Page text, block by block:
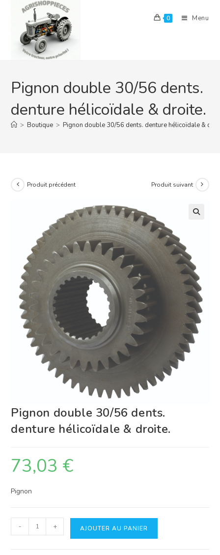
content
0 Menu
Pignon double 30/56 dents.
denture hélicoïdale & droite.
> Boutique > Pignon double 30/56 dents. denture hélicoïdale &
Produit précédent Produit suivant
Pignon double 30/56 dents.
denture hélicoïdale & droite.
73,03 €
Pignon
quantité
de
- + AJOUTER AU PANIER